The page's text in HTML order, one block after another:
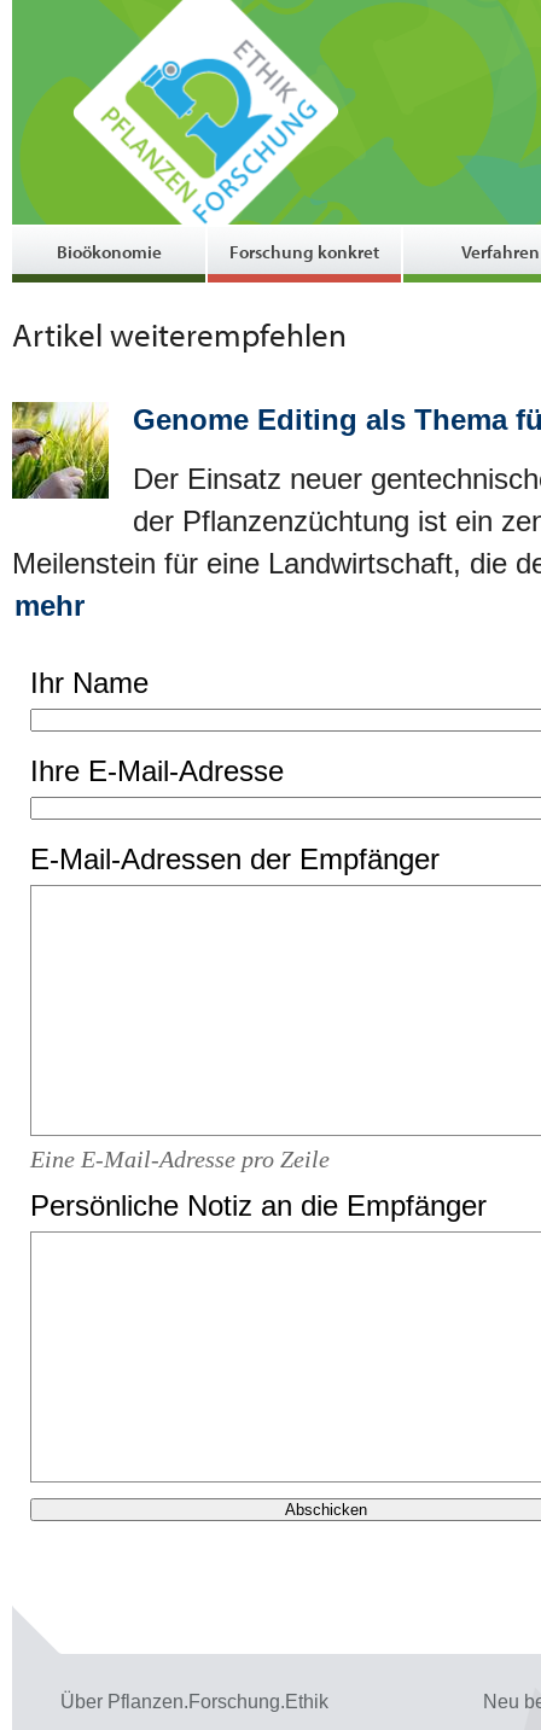
Bioökonomie Forschung konkret Verfahren
Artikel weiterempfehlen
Genome Editing als Thema
Der Einsatz neuer
der Pflanzenzüchtung ist ein
Meilenstein für eine Landwirtschaft, die
mehr
Ihr Name
Ihre E-Mail-Adresse
E-Mail-Adressen der Empfänger
Eine E-Mail-Adresse pro Zeile
Persönliche Notiz an die Empfänger
Über Pflanzen.Forschung.Ethik Neu